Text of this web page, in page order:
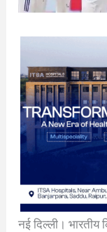
नई दिल्ली।